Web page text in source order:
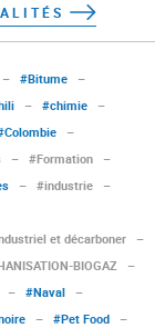
– #Bitume
–
– #chimie
–
–
– #Formation
–
– #industrie
–
et décarboner
–
BIOGAZ
–
– #Naval
–
– #Pet Food
–